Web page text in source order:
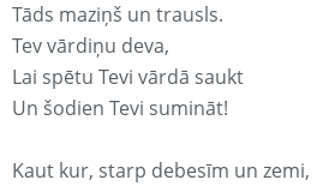
Tāds maziņš un trausls.
Tev vārdiņu deva,
Lai spētu Tevi vārdā saukt
Un šodien Tevi sumināt!
Kaut kur, starp debesīm un zemi,